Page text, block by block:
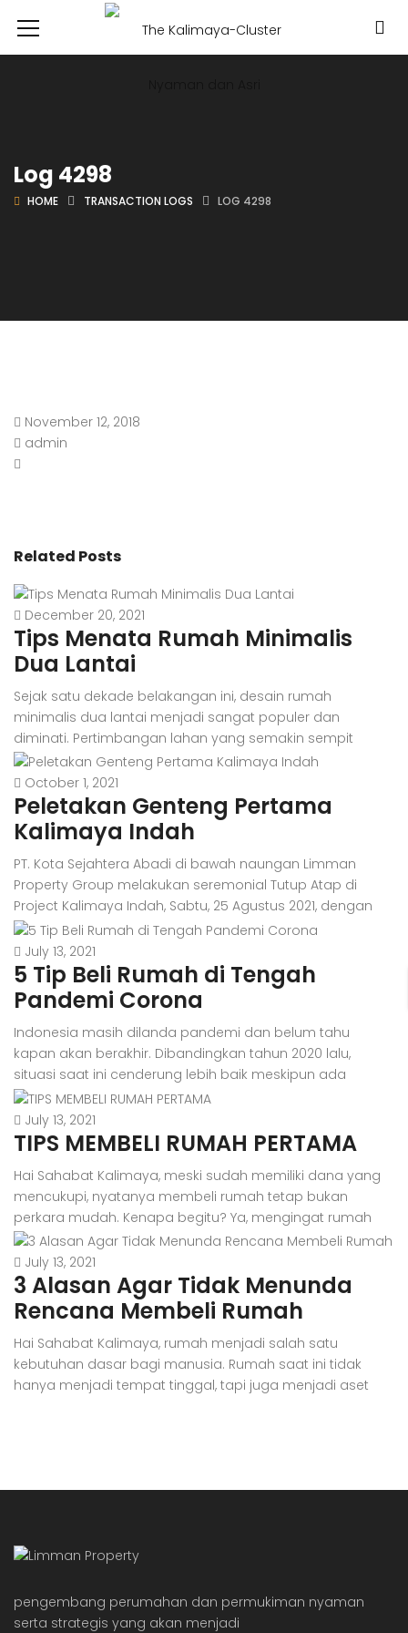
Log 4298
HOME TRANSACTION LOGS LOG 4298
November 12, 2018
admin
Related Posts
December 20, 2021
Tips Menata Rumah Minimalis
Dua Lantai
Sejak satu dekade belakangan ini, desain rumah
minimalis dua lantai menjadi sangat populer dan
diminati. Pertimbangan lahan yang semakin sempit
menjadi salah satu penyebabnya. Di samping itu, harga
tanah yang kian hari kian melambung juga turut
membuat banyak orang memilih desain rumah minimalis
dua lantai sebagai tempat tinggalnya. Nah, jika kamu
sedang mempertimbangkan untuk memilih […]
October 1, 2021
Peletakan Genteng Pertama
Kalimaya Indah
PT. Kota Sejahtera Abadi di bawah naungan Limman
Property Group melakukan seremonial Tutup Atap di
Project Kalimaya Indah, Sabtu, 25 Agustus 2021, dengan
tetap mengikuti protokol kesehatan dimasa pandemi.
Seremonial Tutup Atap ditandai dengan peletakkan
genteng pertama oleh Enrico Fabianto, Direktur Utama PT.
Kota Sejahtera Abadi. Kalimaya Indah merupakan salah
satu project dari Limman Property […]
July 13, 2021
5 Tip Beli Rumah di Tengah
Pandemi Corona
Indonesia masih dilanda pandemi dan belum tahu
kapan akan berakhir. Dibandingkan tahun 2020 lalu,
situasi saat ini cenderung lebih baik meskipun ada
sejumlah tantangan baru. Di era adaptasi kebiasaan
baru, masyarakat bisa bekerja seperti biasa baik format
work to office maupun work from home. Roda
meskipun masih ada kebijakan […]
July 13, 2021
TIPS MEMBELI RUMAH PERTAMA
Hai Sahabat Kalimaya, meski sudah memiliki dana yang
mencukupi, nyatanya membeli rumah tetap bukan
perkara mudah. Kenapa begitu? Ya, mengingat rumah
adalah pengeluaran yang besar dan juga aset investasi
jangka panjang, kita nggak bisa sembarangan, dan
harus jeli dalam mempertimbangkan segala sesuatunya
secara matang. Awalnya memang akan ‘ribet’ dan
menyita waktu dalam menyusun perencanaan untuk […]
July 13, 2021
3 Alasan Agar Tidak Menunda
Rencana Membeli Rumah
Hai Sahabat Kalimaya, rumah menjadi salah satu
kebutuhan dasar bagi manusia. Rumah saat ini tidak
hanya menjadi tempat tinggal, tapi juga menjadi aset
maupun rumah tapak. Milenial dianggap […]
pengembang perumahan dan permukiman nyaman
serta strategis yang akan menjadi